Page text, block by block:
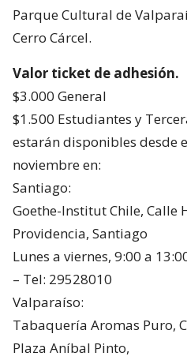
Parque Cultural de
Cerro Cárcel.
Valor ticket de adhesión.
$3.000 General
$1.500 Estudiantes y
estarán disponibles desde
noviembre en:
Santiago:
Goethe-Institut Chile, Calle
Providencia, Santiago
Lunes a viernes, 9:00 a
– Tel: 29528010
Valparaíso:
Tabaquería Aromas Puro,
Plaza Aníbal Pinto,